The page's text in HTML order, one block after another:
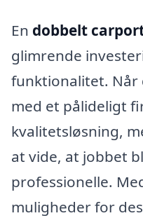
En dobbelt
glimrende
funktionalitet.
med et pålideligt
kvalitetsløsning,
at vide, at jobbet
professionelle.
muligheder for